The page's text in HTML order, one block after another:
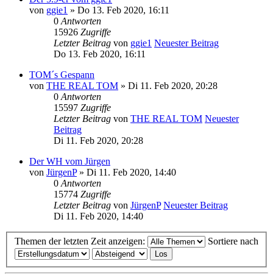
von ggie1 » Do 13. Feb 2020, 16:11
0 Antworten
15926 Zugriffe
Letzter Beitrag von ggie1 Neuester Beitrag
Do 13. Feb 2020, 16:11
TOM´s Gespann
von THE REAL TOM » Di 11. Feb 2020, 20:28
0 Antworten
15597 Zugriffe
Letzter Beitrag von THE REAL TOM Neuester
Beitrag
Di 11. Feb 2020, 20:28
Der WH vom Jürgen
von JürgenP» Di 11. Feb 2020, 14:40
0 Antworten
15774 Zugriffe
Letzter Beitrag von JürgenP Neuester Beitrag
Di 11. Feb 2020, 14:40
Themen der letzten Zeit anzeigen: Sortiere nach